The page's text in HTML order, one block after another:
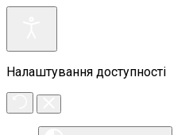
Налаштування доступності